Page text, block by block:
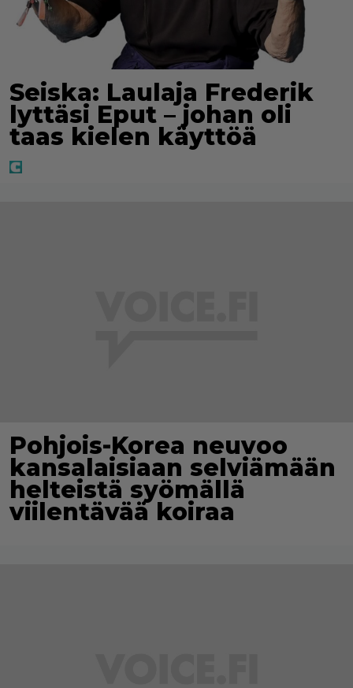
Seiska: Laulaja Frederik
lyttäsi Eput – johan oli
taas kielen käyttöä
Pohjois-Korea neuvoo
kansalaisiaan selviämään
helteistä syömällä
viilentävää koiraa